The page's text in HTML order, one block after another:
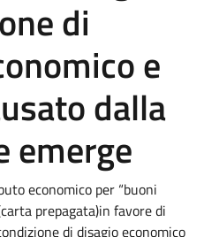
di
e
dalla
emerge
economico per “buoni
prepagata)in favore di
di disagio economico